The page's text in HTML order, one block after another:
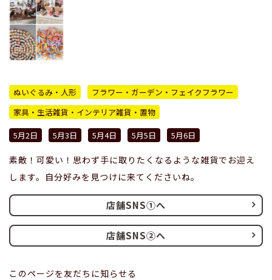
ぬいぐるみ・人形
フラワー・ガーデン・フェイクフラワー
家具・生活雑貨・インテリア雑貨・置物
5月2日
5月3日 5月4日 5月5日 5月6日
素敵！可愛い！思わず手に取りたくなるような雑貨でお迎え
します。自分好みを見つけに来てくださいね。
店舗SNS①へ
店舗SNS②へ
このページを友だちに知らせる